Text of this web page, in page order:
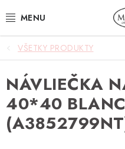
na
NOVINKY
AKCIA
ZÁHRADA
VŠETKY PRODUKTY
NÁVLIEČKA
40*40